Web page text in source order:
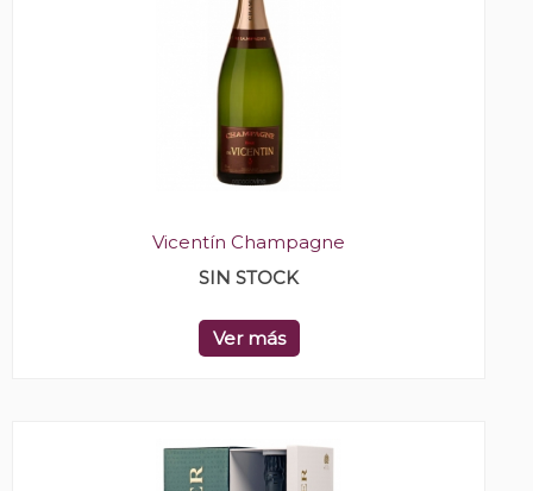
Vicentín Champagne
SIN STOCK
Ver más